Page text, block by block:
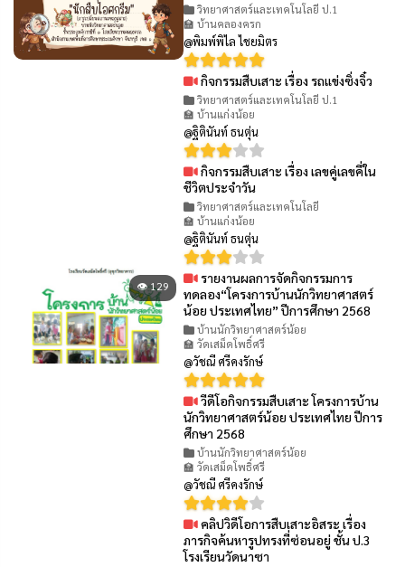
วิทยาศาสตร์และเทคโนโลยี ป.1
🏫 บ้านคลองครก
@พิมพ์พิไล ไชยมิตร
กิจกรรมสืบเสาะ เรื่อง รถแข่งซิ่งจิ๋ว
วิทยาศาสตร์และเทคโนโลยี ป.1
🏫 บ้านแก่งน้อย
@ฐิตินันท์ ธนตุ่น
กิจกรรมสืบเสาะ เรื่อง เลขคู่เลขคี่ใน
ชีวิตประจำวัน
วิทยาศาสตร์และเทคโนโลยี
🏫 บ้านแก่งน้อย
@ฐิตินันท์ ธนตุ่น
👁 129
รายงานผลการจัดกิจกรรมการ
ทดลอง“โครงการบ้านนักวิทยาศาสตร์
น้อย ประเทศไทย” ปีการศึกษา 2568
บ้านนักวิทยาศาสตร์น้อย
🏫 วัดเสม็ดโพธิ์ศรี
@วัชณี ศรีคงรักษ์
วีดีโอกิจกรรมสืบเสาะ โครงการบ้าน
นักวิทยาศาสตร์น้อย ประเทศไทย ปีการ
ศึกษา 2568
บ้านนักวิทยาศาสตร์น้อย
🏫 วัดเสม็ดโพธิ์ศรี
@วัชณี ศรีคงรักษ์
คลิปวิดีโอการสืบเสาะอิสระ เรื่อง
ภารกิจค้นหารูปทรงที่ซ่อนอยู่ ชั้น ป.3
โรงเรียนวัดนาซา